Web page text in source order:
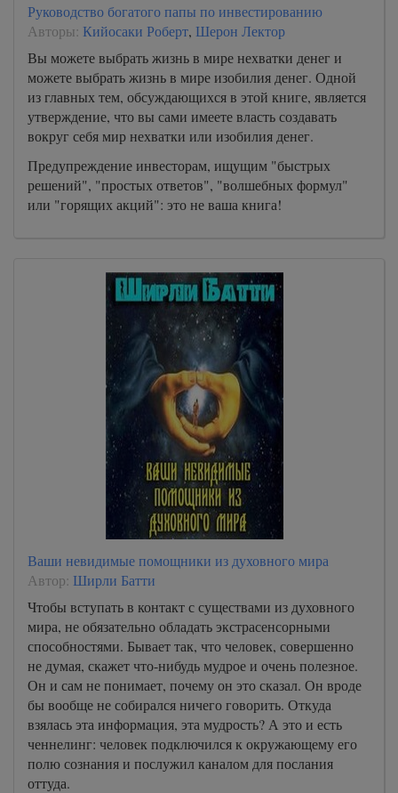
Руководство богатого папы по инвестированию
Авторы: Кийосаки Роберт, Шерон Лектор
Вы можете выбрать жизнь в мире нехватки денег и
можете выбрать жизнь в мире изобилия денег. Одной
из главных тем, обсуждающихся в этой книге, является
утверждение, что вы сами имеете власть создавать
вокруг себя мир нехватки или изобилия денег.
Предупреждение инвесторам, ищущим "быстрых
решений", "простых ответов", "волшебных формул"
или "горящих акций": это не ваша книга!
Ваши невидимые помощники из духовного мира
Автор: Ширли Батти
Чтобы вступать в контакт с существами из духовного
мира, не обязательно обладать экстрасенсорными
способностями. Бывает так, что человек, совершенно
не думая, скажет что-нибудь мудрое и очень полезное.
Он и сам не понимает, почему он это сказал. Он вроде
бы вообще не собирался ничего говорить. Откуда
взялась эта информация, эта мудрость? А это и есть
ченнелинг: человек подключился к окружающему его
полю сознания и послужил каналом для послания
оттуда.